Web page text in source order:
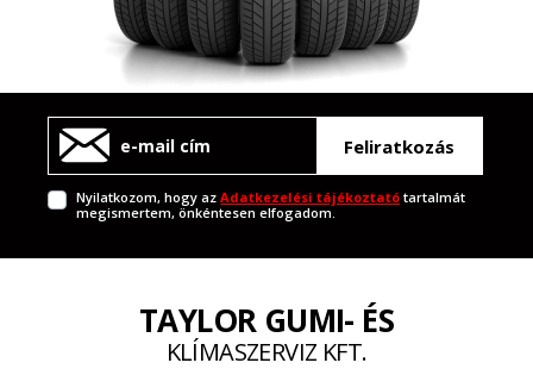
Feliratkozás
Nyilatkozom, hogy azAdatkezelési tájékoztató tartalmát
megismertem, önkéntesen elfogadom.
TAYLOR GUMI- ÉS
KLÍMASZERVIZ KFT.